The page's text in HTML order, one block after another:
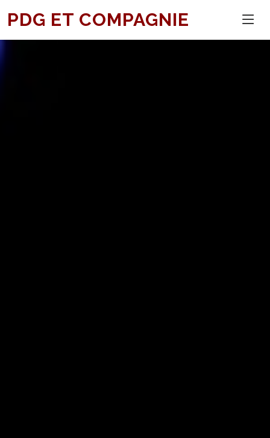
PDG ET COMPAGNIE